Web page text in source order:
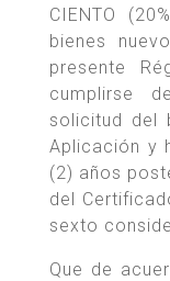
CIENTO
bienes
presente
cumplirse
solicitud del
Aplicación y
(2) años
del
sexto
Que de